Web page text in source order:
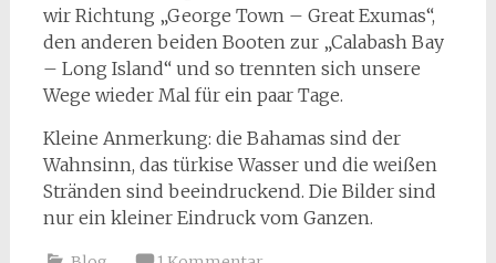
wir Richtung „George Town – Great Exumas“,
den anderen beiden Booten zur „Calabash Bay
– Long Island“ und so trennten sich unsere
Wege wieder Mal für ein paar Tage.
Kleine Anmerkung: die Bahamas sind der
Wahnsinn, das türkise Wasser und die weißen
Stränden sind beeindruckend. Die Bilder sind
nur ein kleiner Eindruck vom Ganzen.